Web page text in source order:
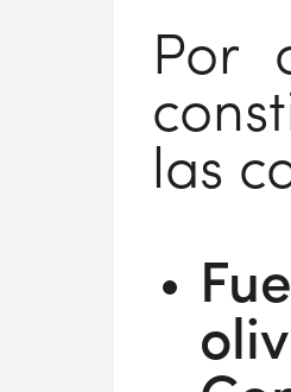
Por
las